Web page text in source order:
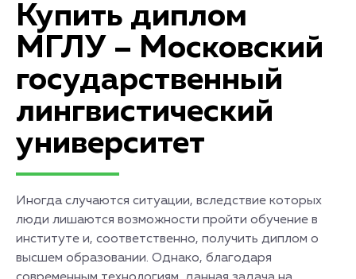
Купить диплом
МГЛУ – Московский
государственный
лингвистический
университет
Иногда случаются ситуации, вследствие которых
люди лишаются возможности пройти обучение в
институте и, соответственно, получить диплом о
высшем образовании. Однако, благодаря